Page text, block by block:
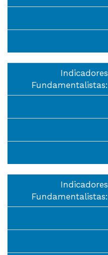
Indicadores
Fundamentalistas:
Indicadores
Fundamentalistas: